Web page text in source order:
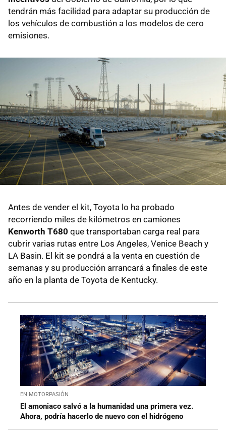
tendrán más facilidad para adaptar su producción de
los vehículos de combustión a los modelos de cero
emisiones.
Antes de vender el kit, Toyota lo ha probado
recorriendo miles de kilómetros en camiones
Kenworth T680 que transportaban carga real para
cubrir varias rutas entre Los Angeles, Venice Beach y
LA Basin. El kit se pondrá a la venta en cuestión de
semanas y su producción arrancará a finales de este
año en la planta de Toyota de Kentucky.
EN MOTORPASIÓN
El amoniaco salvó a la humanidad una primera vez.
Ahora, podría hacerlo de nuevo con el hidrógeno